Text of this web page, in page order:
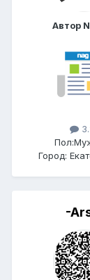
Автор
Пол:
Город:
-